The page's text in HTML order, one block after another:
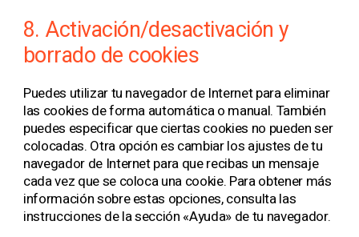
8. Activación/desactivación y
borrado de cookies
Puedes utilizar tu navegador de Internet para eliminar
las cookies de forma automática o manual. También
puedes especificar que ciertas cookies no pueden ser
colocadas. Otra opción es cambiar los ajustes de tu
navegador de Internet para que recibas un mensaje
cada vez que se coloca una cookie. Para obtener más
información sobre estas opciones, consulta las
instrucciones de la sección «Ayuda» de tu navegador.